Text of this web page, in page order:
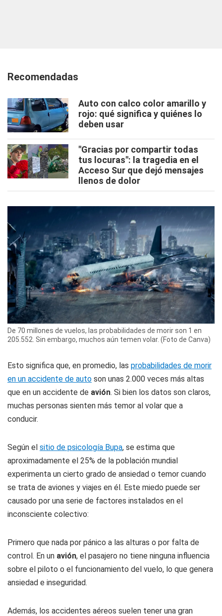
Recomendadas
Auto con calco color amarillo y
rojo: qué significa y quiénes lo
deben usar
"Gracias por compartir todas
tus locuras": la tragedia en el
Acceso Sur que dejó mensajes
llenos de dolor
De 70 millones de vuelos, las probabilidades de morir son 1 en
205.552. Sin embargo, muchos aún temen volar. (Foto de Canva)
Esto significa que, en promedio, las probabilidades de morir
en un accidente de auto son unas 2.000 veces más altas
que en un accidente de avión. Si bien los datos son claros,
muchas personas sienten más temor al volar que a
conducir.
Según el sitio de psicología Bupa, se estima que
aproximadamente el 25% de la población mundial
experimenta un cierto grado de ansiedad o temor cuando
se trata de aviones y viajes en él. Este miedo puede ser
causado por una serie de factores instalados en el
inconsciente colectivo:
Primero que nada por pánico a las alturas o por falta de
control. En un avión, el pasajero no tiene ninguna influencia
sobre el piloto o el funcionamiento del vuelo, lo que genera
ansiedad e inseguridad.
Además, los accidentes aéreos suelen tener una gran